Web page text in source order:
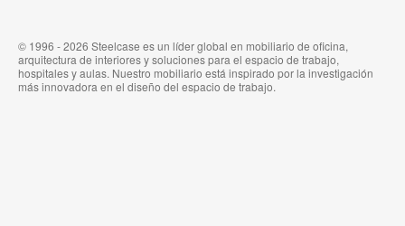
© 1996 - 2026 Steelcase es un líder global en mobiliario de oficina,
arquitectura de interiores y soluciones para el espacio de trabajo,
hospitales y aulas. Nuestro mobiliario está inspirado por la investigación
más innovadora en el diseño del espacio de trabajo.